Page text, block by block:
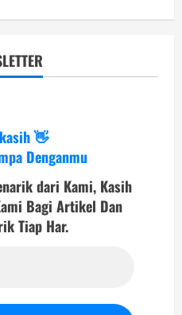
👋
Denganmu
dari Kami, Kasih
Bagi Artikel Dan
Tiap Har.